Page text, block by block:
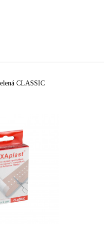
CLASSIC